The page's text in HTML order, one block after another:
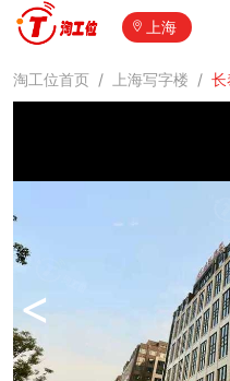
上海
淘工位首页 / 上海写字楼 / 长
<